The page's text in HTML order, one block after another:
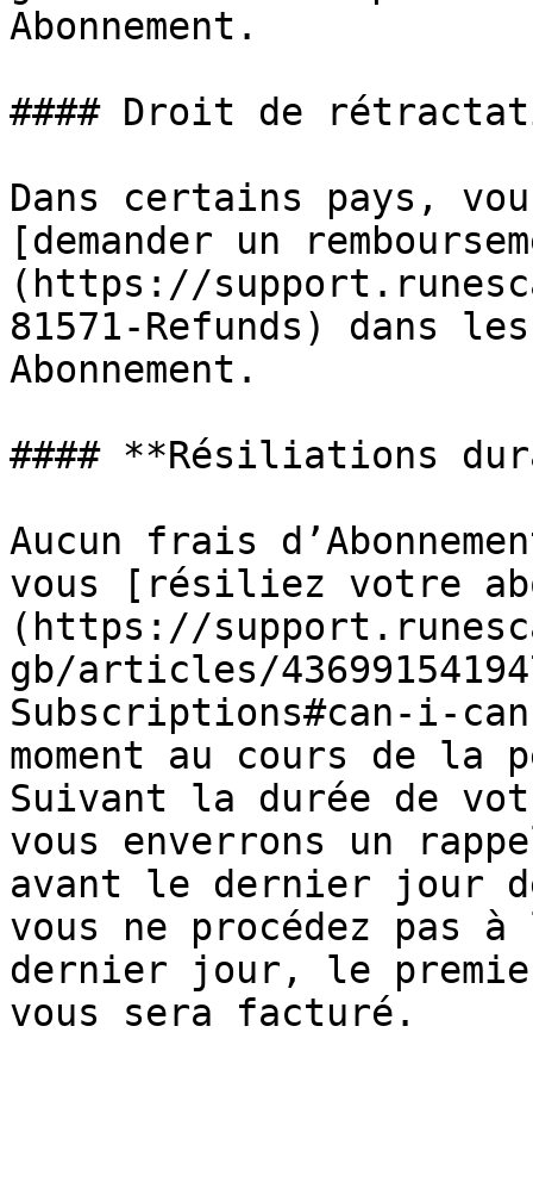
Abonnement.
#### Droit de
Dans certains pays,
[demander un
(https://
81571-Refunds) dans
Abonnement.
#### **Résiliations
Aucun frais
vous [résiliez votre
(https://
gb/articles/
Subscriptions#can-i-
moment au cours de
Suivant la durée de
vous enverrons un
avant le dernier jour
vous ne procédez pas
dernier jour, le